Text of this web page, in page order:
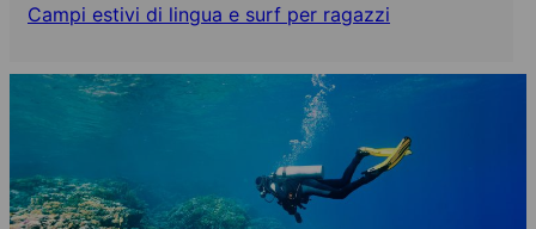
Campi estivi di lingua e surf per ragazzi